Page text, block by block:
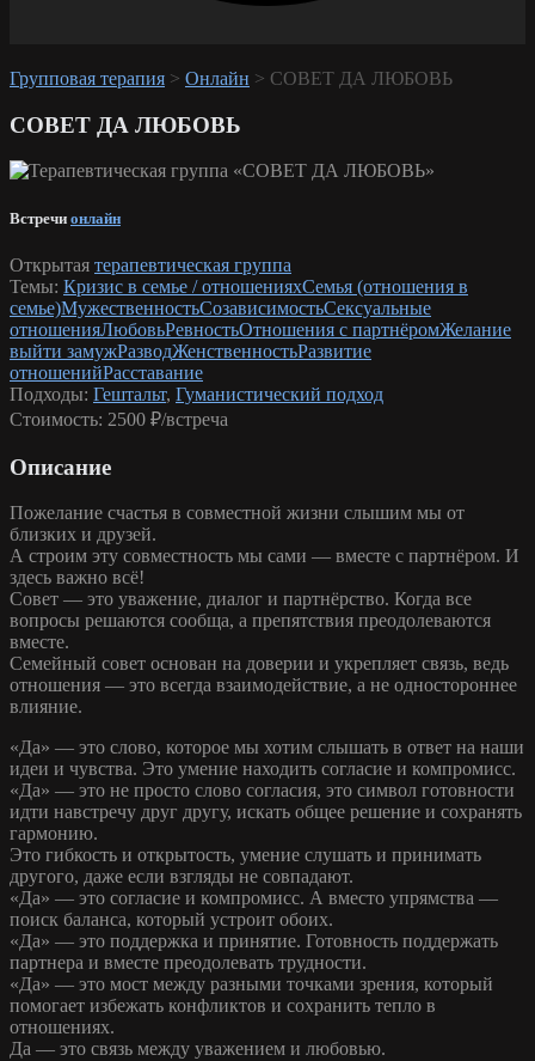
Групповая терапия > Онлайн > СОВЕТ ДА ЛЮБОВЬ
СОВЕТ ДА ЛЮБОВЬ
Встречи онлайн
Открытая терапевтическая группа
Темы: Кризис в семье / отношенияхСемья (отношения в
семье)МужественностьСозависимостьСексуальные
отношенияЛюбовьРевностьОтношения с партнёромЖелание
выйти замужРазводЖенственностьРазвитие
отношенийРасставание
Подходы: Гештальт, Гуманистический подход
Стоимость: 2500 ₽/встреча
Описание
Пожелание счастья в совместной жизни слышим мы от
близких и друзей.
А строим эту совместность мы сами — вместе с партнёром. И
здесь важно всё!
Совет — это уважение, диалог и партнёрство. Когда все
вопросы решаются сообща, а препятствия преодолеваются
вместе.
Семейный совет основан на доверии и укрепляет связь, ведь
отношения — это всегда взаимодействие, а не одностороннее
влияние.
«Да» — это слово, которое мы хотим слышать в ответ на наши
идеи и чувства. Это умение находить согласие и компромисс.
«Да» — это не просто слово согласия, это символ готовности
идти навстречу друг другу, искать общее решение и сохранять
гармонию.
Это гибкость и открытость, умение слушать и принимать
другого, даже если взгляды не совпадают.
«Да» — это согласие и компромисс. А вместо упрямства —
поиск баланса, который устроит обоих.
«Да» — это поддержка и принятие. Готовность поддержать
партнера и вместе преодолевать трудности.
«Да» — это мост между разными точками зрения, который
помогает избежать конфликтов и сохранить тепло в
отношениях.
Да — это связь между уважением и любовью.